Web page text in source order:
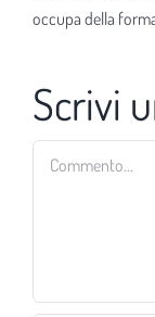
occupa della
Scrivi
Commento